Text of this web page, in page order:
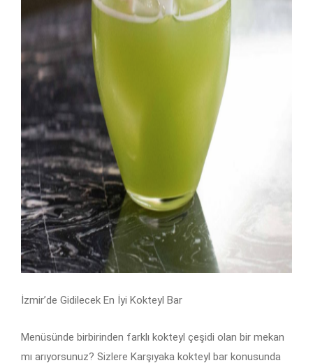
İzmir’de Gidilecek En İyi Kokteyl Bar
Menüsünde birbirinden farklı kokteyl çeşidi olan bir mekan
mı arıyorsunuz? Sizlere Karşıyaka kokteyl bar konusunda